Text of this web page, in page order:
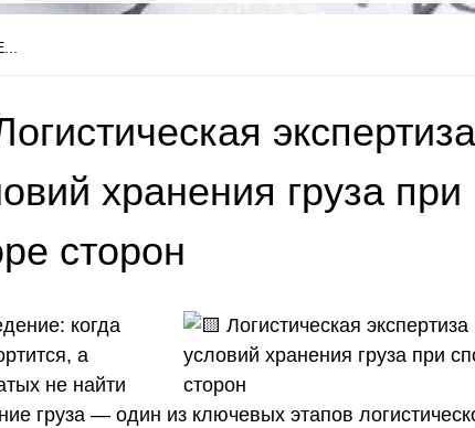
экспертиза
хранения груза при
сторон
когда
а
не найти
груза — один из ключевых этапов